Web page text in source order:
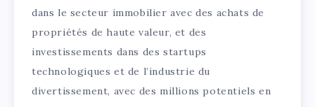
dans le secteur immobilier avec des achats de
propriétés de haute valeur, et des
investissements dans des startups
technologiques et de l’industrie du
divertissement, avec des millions potentiels en